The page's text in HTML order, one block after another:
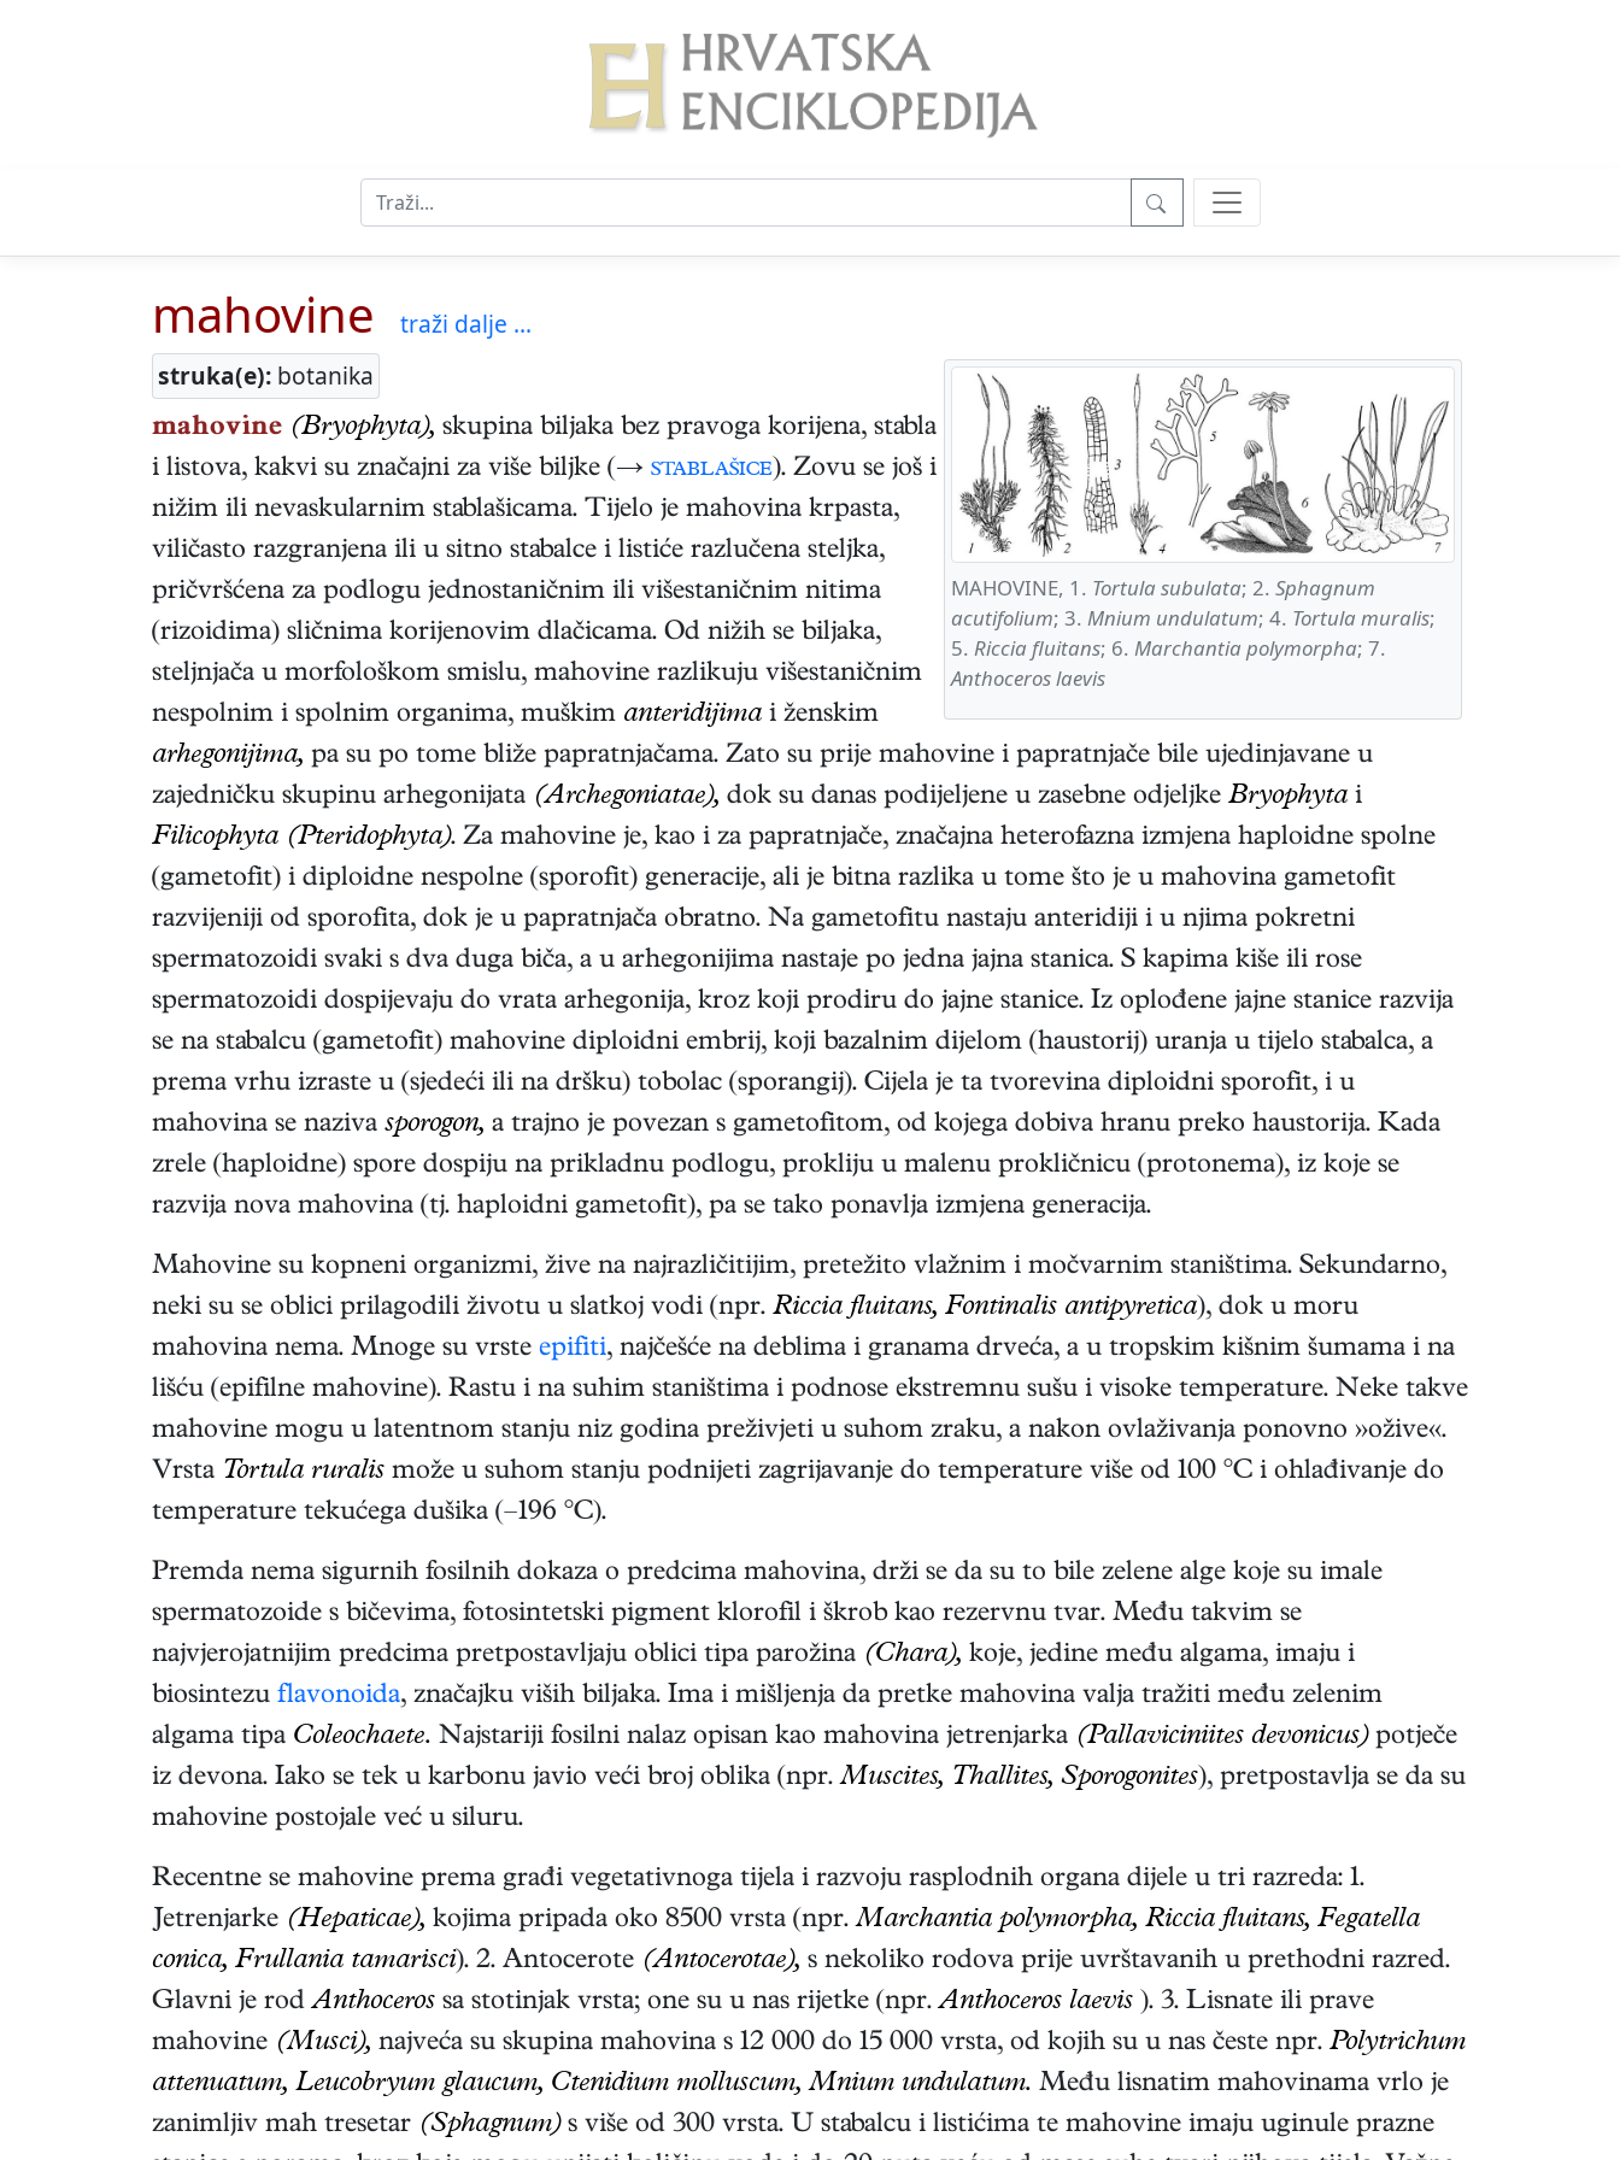
mahovine
traži dalje ...
struka(e): botanika
MAHOVINE, 1. Tortula subulata; 2. Sphagnum
acutifolium; 3. Mnium undulatum; 4. Tortula muralis;
5. Riccia fluitans; 6. Marchantia polymorpha; 7.
Anthoceros laevis
mahovine (Bryophyta), skupina biljaka bez pravoga korijena, stabla
i listova, kakvi su značajni za više biljke (→ stablašice). Zovu se još i
nižim ili nevaskularnim stablašicama. Tijelo je mahovina krpasta,
viličasto razgranjena ili u sitno stabalce i listiće razlučena steljka,
pričvršćena za podlogu jednostaničnim ili višestaničnim nitima
(rizoidima) sličnima korijenovim dlačicama. Od nižih se biljaka,
steljnjača u morfološkom smislu, mahovine razlikuju višestaničnim
nespolnim i spolnim organima, muškim anteridijima i ženskim
arhegonijima, pa su po tome bliže papratnjačama. Zato su prije mahovine i papratnjače bile ujedinjavane u
zajedničku skupinu arhegonijata (Archegoniatae), dok su danas podijeljene u zasebne odjeljke Bryophyta i
Filicophyta (Pteridophyta). Za mahovine je, kao i za papratnjače, značajna heterofazna izmjena haploidne spolne
(gametofit) i diploidne nespolne (sporofit) generacije, ali je bitna razlika u tome što je u mahovina gametofit
razvijeniji od sporofita, dok je u papratnjača obratno. Na gametofitu nastaju anteridiji i u njima pokretni
spermatozoidi svaki s dva duga biča, a u arhegonijima nastaje po jedna jajna stanica. S kapima kiše ili rose
spermatozoidi dospijevaju do vrata arhegonija, kroz koji prodiru do jajne stanice. Iz oplođene jajne stanice razvija
se na stabalcu (gametofit) mahovine diploidni embrij, koji bazalnim dijelom (haustorij) uranja u tijelo stabalca, a
prema vrhu izraste u (sjedeći ili na dršku) tobolac (sporangij). Cijela je ta tvorevina diploidni sporofit, i u
mahovina se naziva sporogon, a trajno je povezan s gametofitom, od kojega dobiva hranu preko haustorija. Kada
zrele (haploidne) spore dospiju na prikladnu podlogu, prokliju u malenu prokličnicu (protonema), iz koje se
razvija nova mahovina (tj. haploidni gametofit), pa se tako ponavlja izmjena generacija.
Mahovine su kopneni organizmi, žive na najrazličitijim, pretežito vlažnim i močvarnim staništima. Sekundarno,
neki su se oblici prilagodili životu u slatkoj vodi (npr. Riccia fluitans, Fontinalis antipyretica), dok u moru
mahovina nema. Mnoge su vrste epifiti, najčešće na deblima i granama drveća, a u tropskim kišnim šumama i na
lišću (epifilne mahovine). Rastu i na suhim staništima i podnose ekstremnu sušu i visoke temperature. Neke takve
mahovine mogu u latentnom stanju niz godina preživjeti u suhom zraku, a nakon ovlaživanja ponovno »ožive«.
Vrsta Tortula ruralis može u suhom stanju podnijeti zagrijavanje do temperature više od 100 °C i ohlađivanje do
temperature tekućega dušika (–196 °C).
Premda nema sigurnih fosilnih dokaza o predcima mahovina, drži se da su to bile zelene alge koje su imale
spermatozoide s bičevima, fotosintetski pigment klorofil i škrob kao rezervnu tvar. Među takvim se
najvjerojatnijim predcima pretpostavljaju oblici tipa parožina (Chara), koje, jedine među algama, imaju i
biosintezu flavonoida, značajku viših biljaka. Ima i mišljenja da pretke mahovina valja tražiti među zelenim
algama tipa Coleochaete. Najstariji fosilni nalaz opisan kao mahovina jetrenjarka (Pallaviciniites devonicus)potječe
iz devona. Iako se tek u karbonu javio veći broj oblika (npr.Muscites, Thallites, Sporogonites), pretpostavlja se da su
mahovine postojale već u siluru.
Recentne se mahovine prema građi vegetativnoga tijela i razvoju rasplodnih organa dijele u tri razreda: 1.
Jetrenjarke (Hepaticae), kojima pripada oko 8500 vrsta (npr.Marchantia polymorpha, Riccia fluitans, Fegatella
conica, Frullania tamarisci). 2. Antocerote (Antocerotae), s nekoliko rodova prije uvrštavanih u prethodni razred.
Glavni je rodAnthoceros sa stotinjak vrsta; one su u nas rijetke (npr.Anthoceros laevis ). 3. Lisnate ili prave
mahovine (Musci), najveća su skupina mahovina s 12 000 do 15 000 vrsta, od kojih su u nas česte npr. Polytrichum
attenuatum, Leucobryum glaucum, Ctenidium molluscum, Mnium undulatum. Među lisnatim mahovinama vrlo je
zanimljiv mah tresetar (Sphagnum)s više od 300 vrsta. U stabalcu i listićima te mahovine imaju uginule prazne